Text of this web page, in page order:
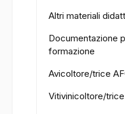
Altri materiali
Documentazione
formazione
Avicoltore/trice
Vitivinicoltore/